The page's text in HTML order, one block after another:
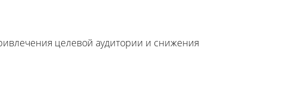
целевой аудитории и снижения